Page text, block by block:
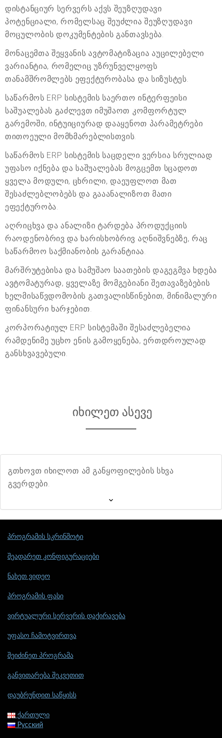
დისტანციურ სერვერს აქვს შეუზღუდავი
პოტენციალი, რომელსაც შეუძლია შეუზღუდავი
მოცულობის დოკუმენტების განთავსება.
მონაცემთა შეყვანის ავტომატიზაცია აუცილებელი
ვარიანტია, რომელიც უზრუნველყოფს
თანამშრომლებს ეფექტურობასა და სიზუსტეს.
საწარმოს ERP სისტემის საერთო ინტერფეისი
საშუალებას გაძლევთ იმუშაოთ კომფორტულ
გარემოში, ინტუიციურად დააყენოთ პარამეტრები
თითოეული მომხმარებლისთვის.
საწარმოს ERP სისტემის საცდელი ვერსია სრულიად
უფასო იქნება და საშუალებას მოგცემთ სცადოთ
ყველა მოდული, ცხრილი, დაეუფლოთ მათ
შესაძლებლობებს და გააანალიზოთ მათი
ეფექტურობა.
აღრიცხვა და ანალიზი ტარდება პროდუქციის
რაოდენობრივ და ხარისხობრივ აღნიშვნებზე, რაც
საწარმოო საქმიანობის გარანტიაა.
მარშრუტებისა და სამუშაო საათების დაგეგმვა ხდება
ავტომატურად, ყველაზე მომგებიანი შეთავაზებების
ხელმისაწვდომობის გათვალისწინებით, მინიმალური
ფინანსური ხარჯებით.
კორპორატიულ ERP სისტემაში შესაძლებელია
რამდენიმე უცხო ენის გამოყენება, ერთდროულად
განსხვავებული.
იხილეთ ასევე
გთხოვთ იხილოთ ამ განყოფილების სხვა
გვერდები.
პროგრამის სკრინშოტი
შეადარეთ კონფიგურაციები
ნახეთ ვიდეო
პროგრამის ფასი
ვირტუალური სერვერის დაქირავება
უფასო ჩამოტვირთვა
შეიძინეთ პროგრამა
განვითარება შეკვეთით
დაუბრუნდით საწყისს
ქართული
Русский